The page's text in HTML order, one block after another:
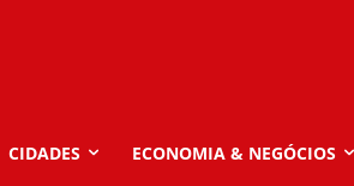
CIDADES ECONOMIA & NEGÓCIOS